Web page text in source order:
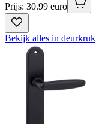
Prijs: 30.99 euro
Bekijk alles in deurkruk